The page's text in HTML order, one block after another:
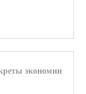
экономии